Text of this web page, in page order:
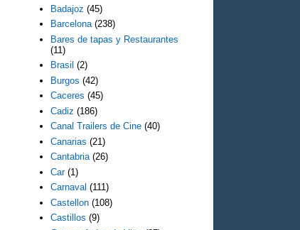
Badajoz (45)
Barcelona (238)
Bares de tapas y Restaurantes
(11)
Brasil (2)
Burgos (42)
Caceres (45)
Cadiz (186)
Canal Trailers de Cine (40)
Canarias (21)
Cantabria (26)
Car (1)
Carnaval (111)
Castellon (108)
Castillos (9)